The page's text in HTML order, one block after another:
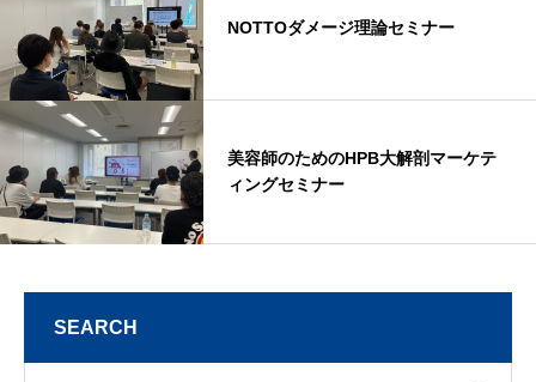
NOTTOダメージ理論セミナー
美容師のためのHPB大解剖マーケテ
ィングセミナー
SEARCH